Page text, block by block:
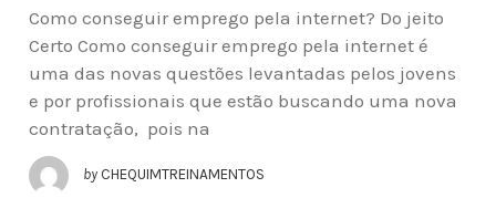
Como conseguir emprego pela internet? Do jeito
Certo Como conseguir emprego pela internet é
uma das novas questões levantadas pelos jovens
e por profissionais que estão buscando uma nova
contratação, pois na
by CHEQUIMTREINAMENTOS